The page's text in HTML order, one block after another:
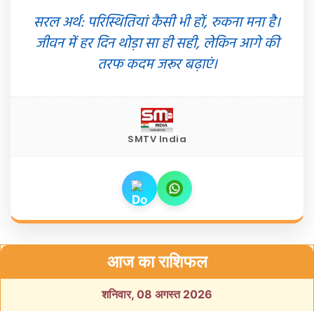
सरल अर्थ: परिस्थितियां कैसी भी हों, रुकना मना है।
जीवन में हर दिन थोड़ा सा ही सही, लेकिन आगे की
तरफ कदम जरूर बढ़ाएं।
SMTV India
आज का राशिफल
शनिवार, 08 अगस्त 2026